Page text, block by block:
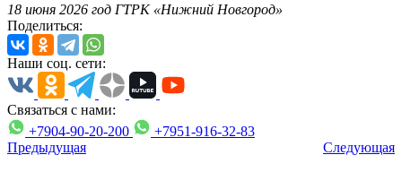
18 июня 2026 год ГТРК «Нижний Новгород»
Поделиться:
Наши соц. сети:
Связаться с нами:
+7904-90-20-200
+7951-916-32-83
Предыдущая
Следующая